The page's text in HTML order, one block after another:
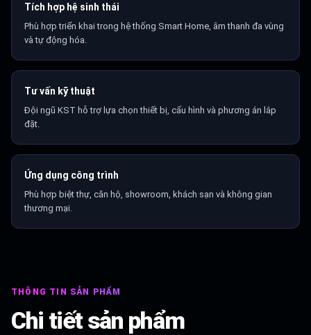
Tích hợp hệ sinh thái
Phù hợp triển khai trong hệ thống Smart Home, âm thanh đa vùng
và tự động hóa.
Tư vấn kỹ thuật
Đội ngũ KST hỗ trợ lựa chọn thiết bị, cấu hình và phương án lắp
đặt.
Ứng dụng công trình
Phù hợp biệt thự, căn hộ, showroom, khách sạn và không gian
thương mại.
THÔNG TIN SẢN PHẨM
Chi tiết sản phẩm